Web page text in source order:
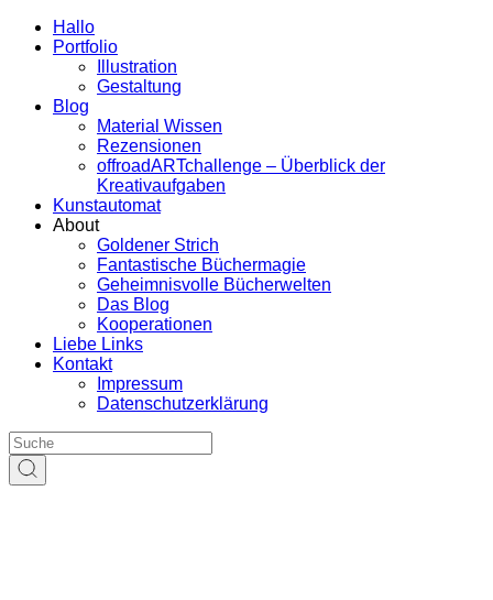
Hallo
Portfolio
Illustration
Gestaltung
Blog
Material Wissen
Rezensionen
offroadARTchallenge – Überblick der
Kreativaufgaben
Kunstautomat
About
Goldener Strich
Fantastische Büchermagie
Geheimnisvolle Bücherwelten
Das Blog
Kooperationen
Liebe Links
Kontakt
Impressum
Datenschutzerklärung